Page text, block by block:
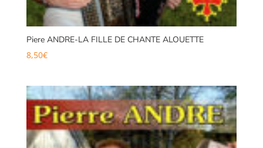
Piere ANDRE-LA FILLE DE CHANTE ALOUETTE
8,50€